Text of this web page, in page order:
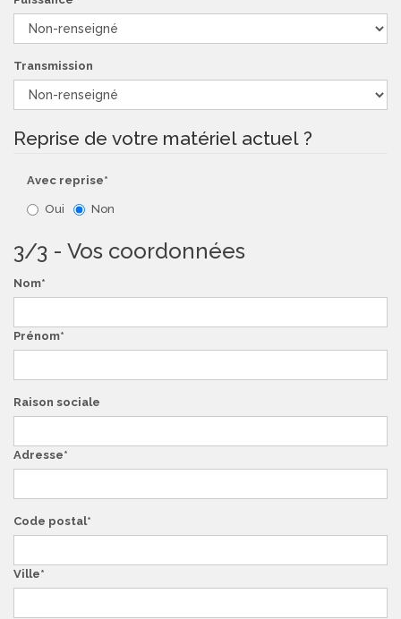
Transmission
Reprise de votre matériel actuel ?
Avec reprise*
Oui Non
3/3 - Vos coordonnées
Nom
Prénom
Raison sociale
Adresse
Code postal
Ville